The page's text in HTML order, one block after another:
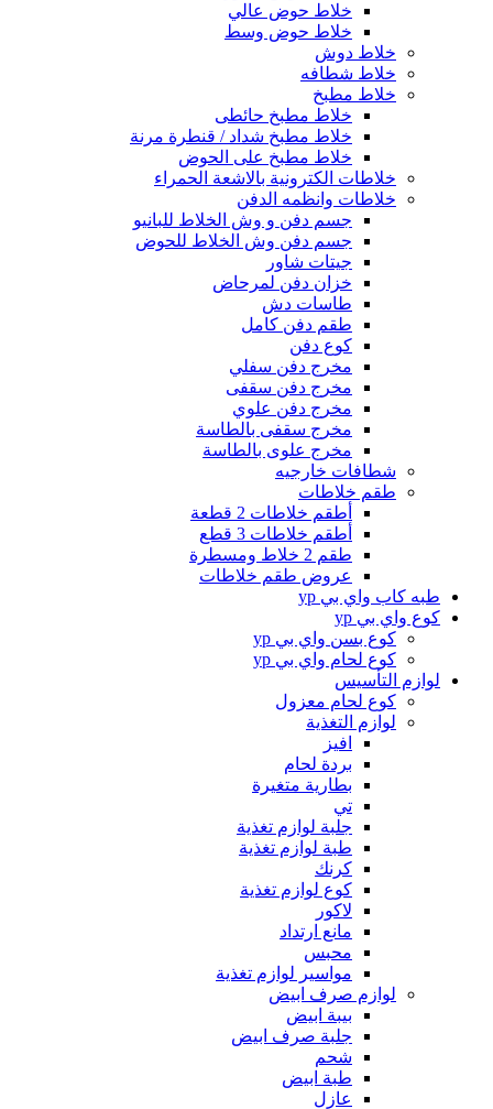
خلاط حوض عالي
خلاط حوض وسط
خلاط دوش
خلاط شطافه
خلاط مطبخ
خلاط مطبخ حائطى
خلاط مطبخ شداد / قنطرة مرنة
خلاط مطبخ على الحوض
خلاطات الكترونية بالاشعة الحمراء
خلاطات وانظمه الدفن
جسم دفن و وش الخلاط للبانيو
جسم دفن وش الخلاط للحوض
جيتات شاور
خزان دفن لمرحاض
طاسات دش
طقم دفن كامل
كوع دفن
مخرج دفن سفلي
مخرج دفن سقفى
مخرج دفن علوي
مخرج سقفى بالطاسة
مخرج علوى بالطاسة
شطافات خارجيه
طقم خلاطات
أطقم خلاطات 2 قطعة
أطقم خلاطات 3 قطع
طقم 2 خلاط ومسطرة
عروض طقم خلاطات
طبه كاب واي بي yp
كوع واي بي yp
كوع بسن واي بي yp
كوع لحام واي بي yp
لوازم التأسيس
كوع لحام معزول
لوازم التغذية
افيز
بردة لحام
بطارية متغيرة
تي
جلبة لوازم تغذية
طبة لوازم تغذية
كرنك
كوع لوازم تغذية
لاكور
مانع ارتداد
محبس
مواسير لوازم تغذية
لوازم صرف ابيض
بيبة ابيض
جلبة صرف ابيض
شحم
طبة ابيض
عازل